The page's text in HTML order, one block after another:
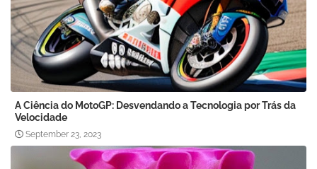
A Ciência do MotoGP: Desvendando a Tecnologia por Trás da
Velocidade
September 23, 2023